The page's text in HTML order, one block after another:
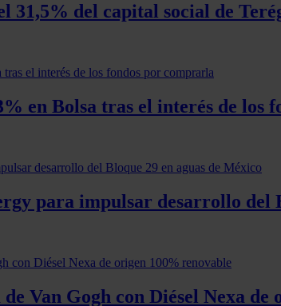
31,5% del capital social de
en Bolsa tras el interés de los
para impulsar desarrollo del
Van Gogh con Diésel Nexa de